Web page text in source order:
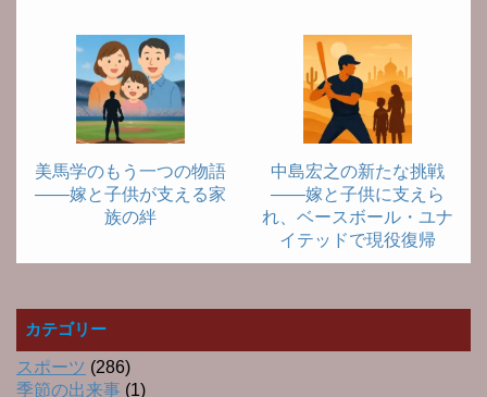
美馬学のもう一つの物語
――嫁と子供が支える家
族の絆
中島宏之の新たな挑戦
――嫁と子供に支えら
れ、ベースボール・ユナ
イテッドで現役復帰
カテゴリー
スポーツ (286)
季節の出来事 (1)